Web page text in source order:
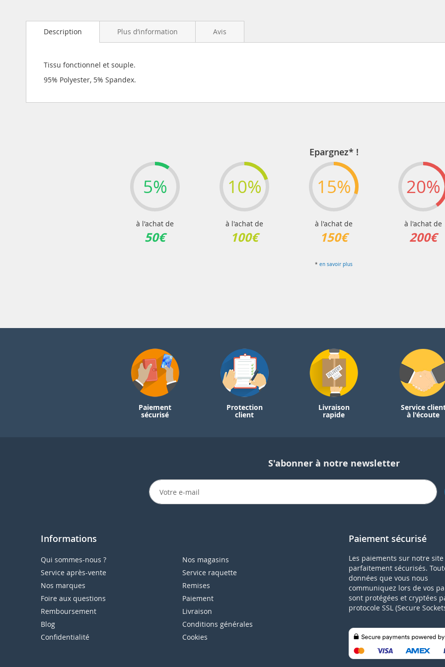
Description
Tissu fonctionnel et souple.
95% Polyester, 5% Spandex.
Plus d’information Avis
Epargnez* !
5%
à l'achat de
50€
10%
à l'achat de
100€
15%
à l'achat de
150€
20%
à l'achat de
200€
* en savoir plus
Paiement
sécurisé
Protection
client
Livraison
rapide
Service
à l'écoute
S'abonner à notre newsletter
Informations
Qui sommes-nous ?
Nos magasins
Service après-vente
Service raquette
Nos marques
Remises
Foire aux questions
Paiement
Remboursement
Livraison
Blog
Conditions générales
Confidentialité
Cookies
Paiement sécurisé
Les paiements sur notre
parfaitement sécurisés.
données que vous nous
communiquez lors de vos
sont protégées et cryptées
protocole SSL (Secure